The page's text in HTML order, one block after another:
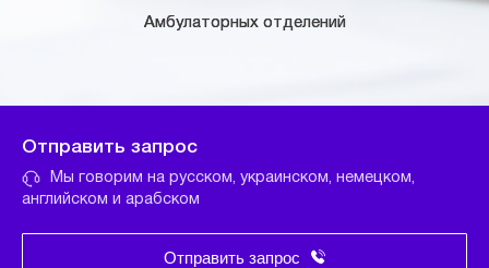
Амбулаторных отделений
Отправить запрос
Мы говорим на русском, украинском, немецком,
английском и арабском
Отправить запрос